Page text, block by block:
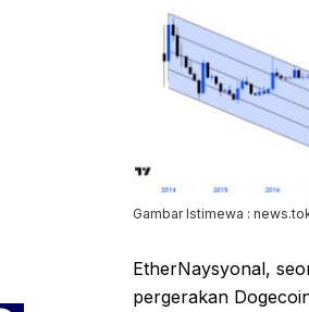
Gambar Istimewa :
EtherNaysyonal,
pergerakan